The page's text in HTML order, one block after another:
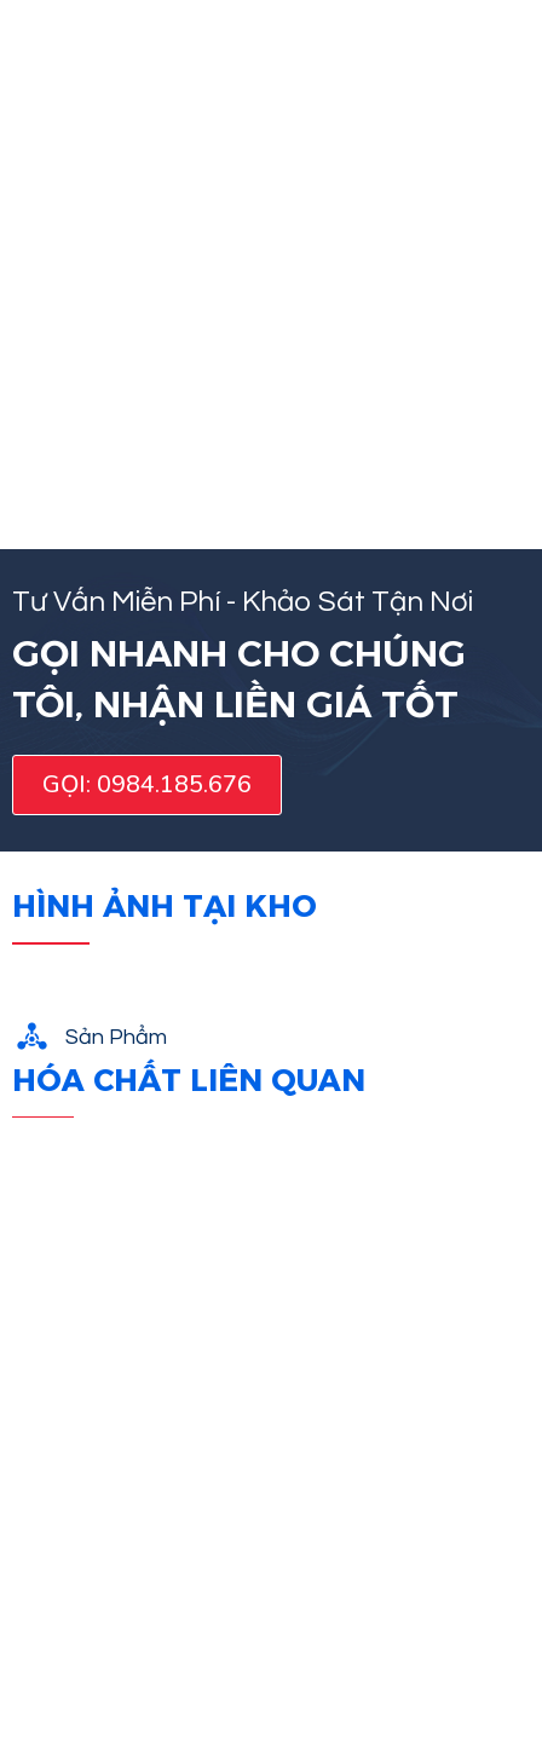
Tư Vấn Miễn Phí - Khảo Sát Tận Nơi
GỌI NHANH CHO CHÚNG
TÔI, NHẬN LIỀN GIÁ TỐT
GỌI: 0984.185.676
HÌNH ẢNH TẠI KHO
Sản Phẩm
HÓA CHẤT LIÊN QUAN